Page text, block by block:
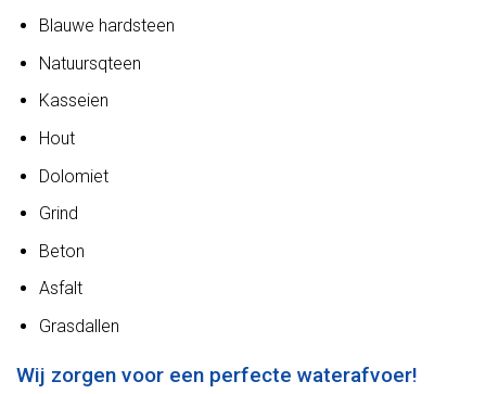
Blauwe hardsteen
Natuursqteen
Kasseien
Hout
Dolomiet
Grind
Beton
Asfalt
Grasdallen
Wij zorgen voor een perfecte waterafvoer!